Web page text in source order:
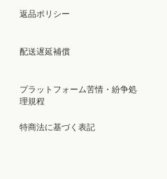
返品ポリシー
配送遅延補償
プラットフォーム苦情・紛争処
理規程
特商法に基づく表記